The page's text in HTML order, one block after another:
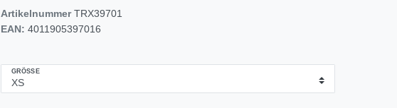
ArtikelnummerTRX39701
EAN: 4011905397016
GRÖSSE